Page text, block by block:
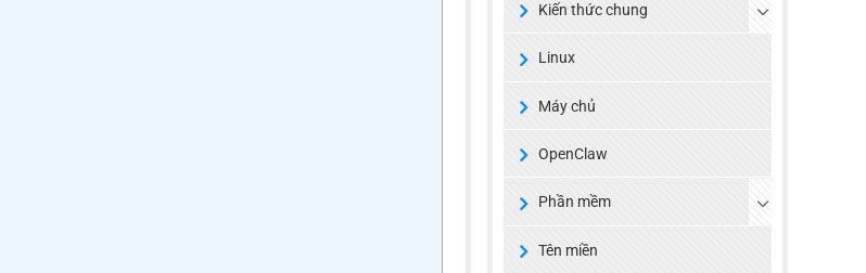
Kiến thức chung
Linux
Máy chủ
OpenClaw
Phần mềm
Tên miền